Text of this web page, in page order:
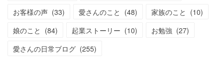
お客様の声 (33) 愛さんのこと (48) 家族のこと (10)
娘のこと (84) 起業ストーリー (10) お勉強 (27)
愛さんの日常ブログ (255)